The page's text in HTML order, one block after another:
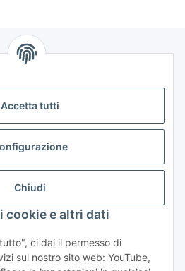
Accetta tutti
Chiudi
cookie e altri dati
ci dai il permesso di
sul nostro sito web: YouTube,
99